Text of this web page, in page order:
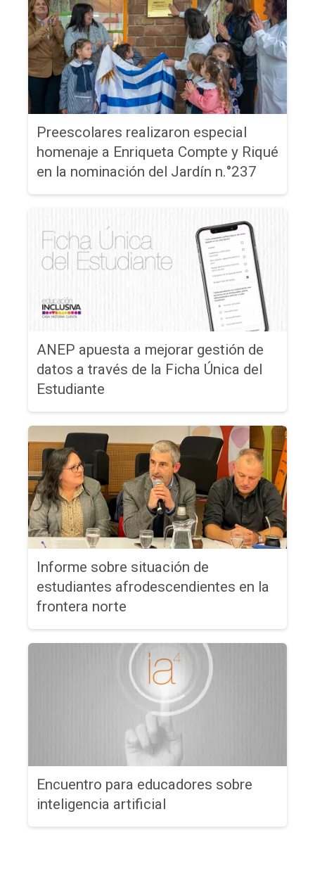
Preescolares realizaron especial
homenaje a Enriqueta Compte y Riqué
en la nominación del Jardín n.°237
ANEP apuesta a mejorar gestión de
datos a través de la Ficha Única del
Estudiante
Informe sobre situación de
estudiantes afrodescendientes en la
frontera norte
Encuentro para educadores sobre
inteligencia artificial